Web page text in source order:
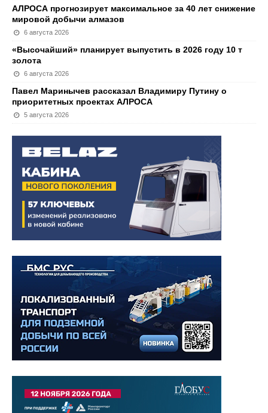
АЛРОСА прогнозирует максимальное за 40 лет снижение
мировой добычи алмазов
6 августа 2026
«Высочайший» планирует выпустить в 2026 году 10 т
золота
6 августа 2026
Павел Маринычев рассказал Владимиру Путину о
приоритетных проектах АЛРОСА
5 августа 2026